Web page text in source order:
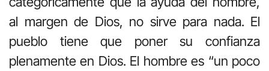
al margen de Dios, no sirve para nada. El
pueblo tiene que poner su confianza
plenamente en Dios. El hombre es “un poco